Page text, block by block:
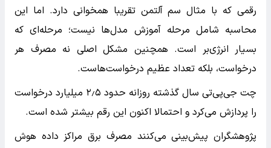
رقمی که با مثال سم آلتمن تقریبا همخوانی دارد. اما این
محاسبه شامل مرحله آموزش مدل‌ها نیست؛ مرحله‌ای که
بسیار انرژی‌بر است. همچنین مشکل اصلی نه مصرف هر
درخواست، بلکه تعداد عظیم درخواست‌هاست.
چت جی‌پی‌تی سال گذشته روزانه حدود ۲٫۵ میلیارد درخواست
را پردازش می‌کرد و احتمالا اکنون این رقم بیشتر شده است.
پژوهشگران پیش‌بینی می‌کنند مصرف برق مراکز داده هوش